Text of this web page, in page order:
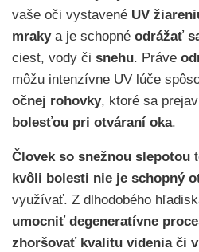
vaše oči vystavené UV
mrakya je schopné odrážať
ciest, vody či snehu. Práve
môžu intenzívne UV lúče
očnej rohovky, ktoré sa
bolesťou pri otváraní oka.
Človek so snežnou slepotou
kvôli bolesti nie je schopný
využívať. Z dlhodobého
umocniť degeneratívne
zhoršovať kvalitu videnia či